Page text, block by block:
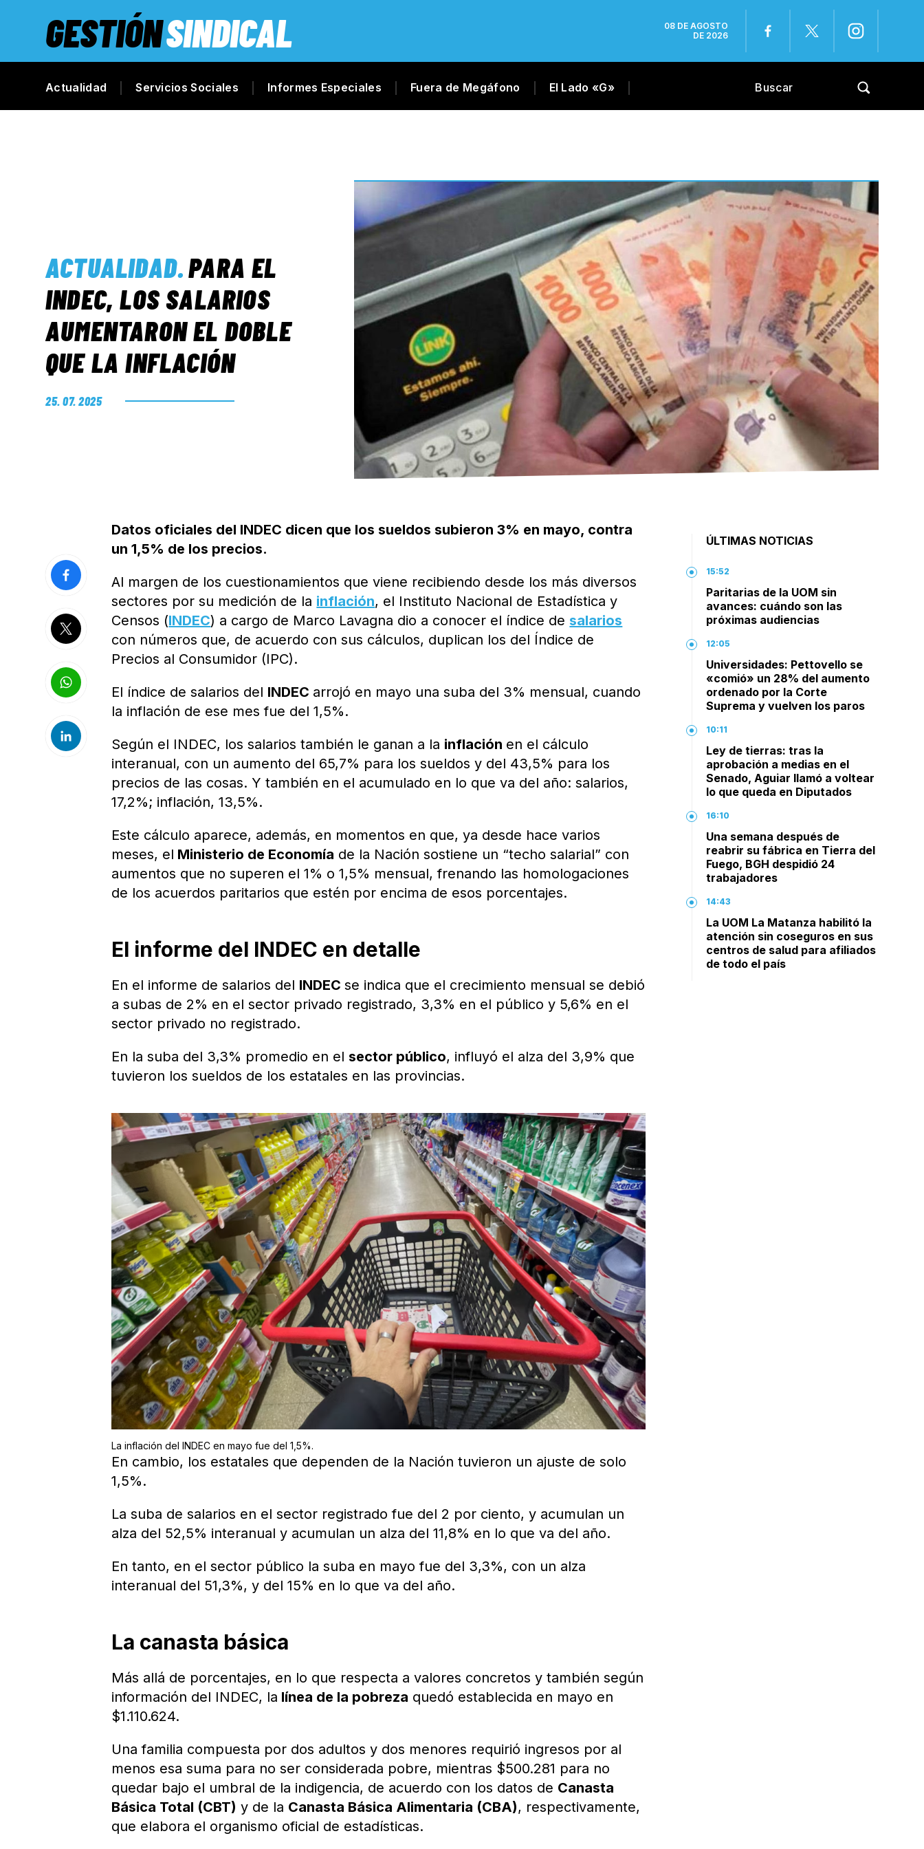
GESTIÓNSINDICAL
08 DE AGOSTO
DE 2026
Actualidad Servicios Sociales Informes Especiales Fuera de Megáfono El Lado «G»
ACTUALIDAD.PARA EL
INDEC, LOS SALARIOS
AUMENTARON EL DOBLE
QUE LA INFLACIÓN
25. 07. 2025
Datos oficiales del INDEC dicen que los sueldos subieron 3% en mayo, contra
un 1,5% de los precios.
Al margen de los cuestionamientos que viene recibiendo desde los más diversos
sectores por su medición de la inflación, el Instituto Nacional de Estadística y
Censos (INDEC) a cargo de Marco Lavagna dio a conocer el índice de salarios
con números que, de acuerdo con sus cálculos, duplican los del Índice de
Precios al Consumidor (IPC).
El índice de salarios del INDEC arrojó en mayo una suba del 3% mensual, cuando
la inflación de ese mes fue del 1,5%.
Según el INDEC, los salarios también le ganan a la inflación en el cálculo
interanual, con un aumento del 65,7% para los sueldos y del 43,5% para los
precios de las cosas. Y también en el acumulado en lo que va del año: salarios,
17,2%; inflación, 13,5%.
Este cálculo aparece, además, en momentos en que, ya desde hace varios
meses, el Ministerio de Economía de la Nación sostiene un “techo salarial” con
aumentos que no superen el 1% o 1,5% mensual, frenando las homologaciones
de los acuerdos paritarios que estén por encima de esos porcentajes.
El informe del INDEC en detalle
En el informe de salarios del INDECse indica que el crecimiento mensual se debió
a subas de 2% en el sector privado registrado, 3,3% en el público y 5,6% en el
sector privado no registrado.
En la suba del 3,3% promedio en el sector público, influyó el alza del 3,9% que
tuvieron los sueldos de los estatales en las provincias.
La inflación del INDEC en mayo fue del 1,5%.
En cambio, los estatales que dependen de la Nación tuvieron un ajuste de solo
1,5%.
La suba de salarios en el sector registrado fue del 2 por ciento, y acumulan un
alza del 52,5% interanual y acumulan un alza del 11,8% en lo que va del año.
En tanto, en el sector público la suba en mayo fue del 3,3%, con un alza
interanual del 51,3%, y del 15% en lo que va del año.
La canasta básica
Más allá de porcentajes, en lo que respecta a valores concretos y también según
información del INDEC, la línea de la pobreza quedó establecida en mayo en
$1.110.624.
Una familia compuesta por dos adultos y dos menores requirió ingresos por al
menos esa suma para no ser considerada pobre, mientras $500.281 para no
quedar bajo el umbral de la indigencia, de acuerdo con los datos de Canasta
Básica Total (CBT) y de la Canasta Básica Alimentaria (CBA), respectivamente,
que elabora el organismo oficial de estadísticas.
ÚLTIMAS NOTICIAS
15:52
Paritarias de la UOM sin
avances: cuándo son las
próximas audiencias
12:05
Universidades: Pettovello se
«comió» un 28% del aumento
ordenado por la Corte
Suprema y vuelven los paros
10:11
Ley de tierras: tras la
aprobación a medias en el
Senado, Aguiar llamó a voltear
lo que queda en Diputados
16:10
Una semana después de
reabrir su fábrica en Tierra del
Fuego, BGH despidió 24
trabajadores
14:43
La UOM La Matanza habilitó la
atención sin coseguros en sus
centros de salud para afiliados
de todo el país